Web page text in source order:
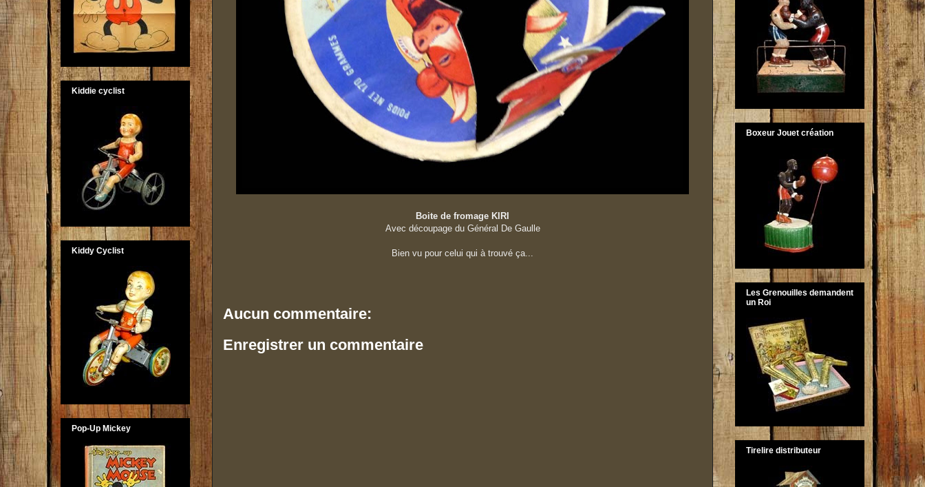
Boite de fromage KIRI
Avec découpage du Général De Gaulle
Bien vu pour celui qui à trouvé ça...
Aucun commentaire:
Enregistrer un commentaire
Kiddie cyclist
Kiddy Cyclist
Pop-Up Mickey
Boxeur Jouet création
Les Grenouilles demandent
un Roi
Tirelire distributeur